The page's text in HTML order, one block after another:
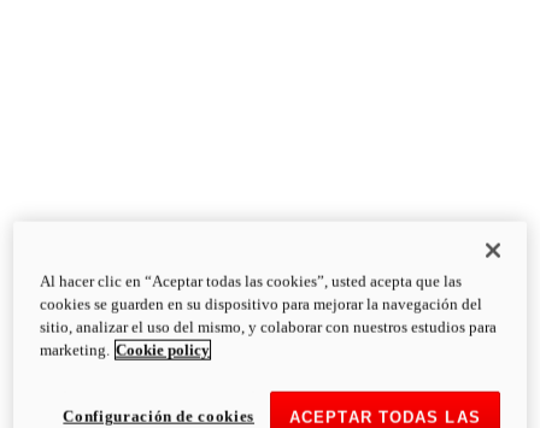
Diavel
V4
Diavel V4
126 NmTorque
223 kg
PESO HÚMEDO SIN
Al hacer clic en “Aceptar todas las cookies”, usted acepta que las
cookies se guarden en su dispositivo para mejorar la navegación del
sitio, analizar el uso del mismo, y colaborar con nuestros estudios para
marketing. Cookie policy
ACEPTAR TODAS LAS
Configuración de cookies